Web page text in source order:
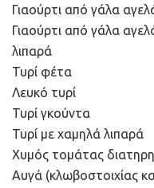
Γιαούρτι από γάλα
Γιαούρτι από γάλα
λιπαρά
Τυρί φέτα
Λευκό τυρί
Τυρί γκούντα
Τυρί με χαμηλά λιπαρά
Χυμός τομάτας
Αυγά (κλωβοστοιχίας